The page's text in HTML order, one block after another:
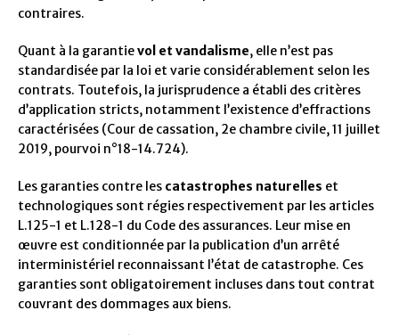
contraires.
Quant à la garantievol et vandalisme, elle n’est pas
standardisée par la loi et varie considérablement selon les
contrats. Toutefois, la jurisprudence a établi des critères
d’application stricts, notamment l’existence d’effractions
caractérisées (Cour de cassation, 2e chambre civile, 11 juillet
2019, pourvoi n°18-14.724).
Les garanties contre les catastrophes naturelles et
technologiques sont régies respectivement par les articles
L.125-1 et L.128-1 du Code des assurances. Leur mise en
œuvre est conditionnée par la publication d’un arrêté
interministériel reconnaissant l’état de catastrophe. Ces
garanties sont obligatoirement incluses dans tout contrat
couvrant des dommages aux biens.